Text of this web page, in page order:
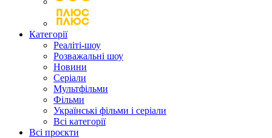
Категорії
Реаліті-шоу
Розважальні шоу
Новини
Серіали
Мультфільми
Фільми
Українські фільми і серіали
Всі категорії
Всі проєкти